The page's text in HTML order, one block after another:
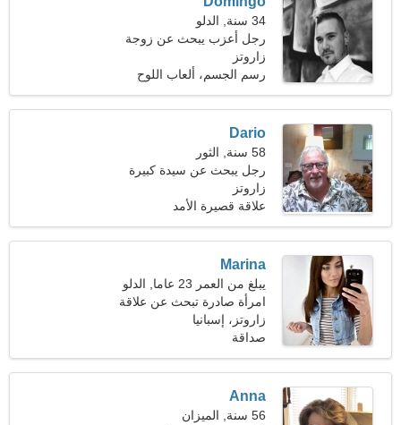
34 سنة, الدلو
رجل أعزب يبحث عن زوجة
زاروتز
رسم الجسم، ألعاب اللوح
Dario
58 سنة, الثور
رجل يبحث عن سيدة كبيرة
48-53
زاروتز
علاقة قصيرة الأمد
Marina
يبلغ من العمر 23 عاما, الدلو
امرأة صادرة تبحث عن علاقة
دائمة
زاروتز، إسبانيا
صداقة
Anna
56 سنة, الميزان